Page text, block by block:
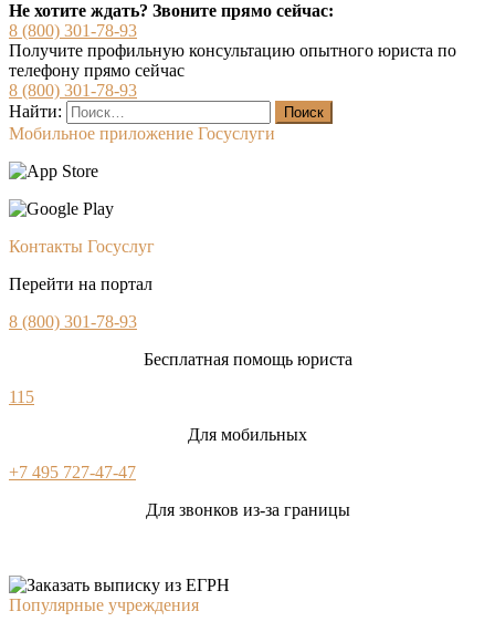
Не хотите ждать? Звоните прямо сейчас:
8 (800) 301-78-93
Получите профильную консультацию опытного юриста по
телефону прямо сейчас
8 (800) 301-78-93
Найти:
Мобильное приложение Госуслуги
Контакты Госуслуг
Перейти на портал
8 (800) 301-78-93
Бесплатная помощь юриста
115
Для мобильных
+7 495 727-47-47
Для звонков из-за границы
Популярные учреждения